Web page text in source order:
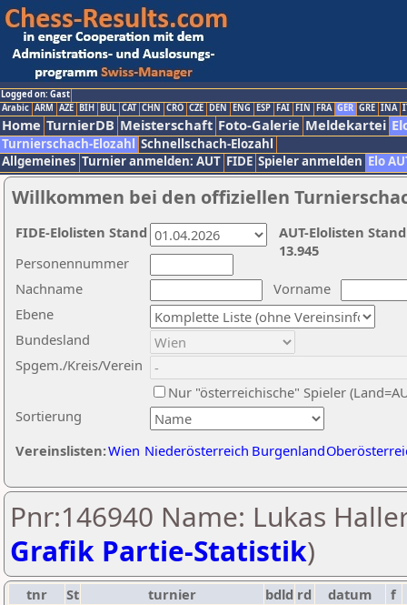
Logged on: Gast
Arabic ARM AZE BIH BUL CAT CHN CRO CZE DEN ENG ESP FAI FIN FRA GER GRE INA
Home TurnierDB Meisterschaft Foto-Galerie Meldekartei
Turnierschach-Elozahl Schnellschach-Elozahl
Allgemeines Turnier anmelden: AUT FIDE Spieler anmelden Elo
Willkommen bei den offiziellen
Nachname
Vorname
Ebene
Sortierung
Personennummer
Bundesland
Spgem./Kreis/Verein
Nur "österreichische" Spieler
Vereinslisten:Wien Niederösterreich Burgenland
AUT-Elolisten
13.945
FIDE-Elolisten Stand
Pnr:146940 Name: Lukas
Grafik Partie-Statistik)
tnr St turnier bdld rd datum
f